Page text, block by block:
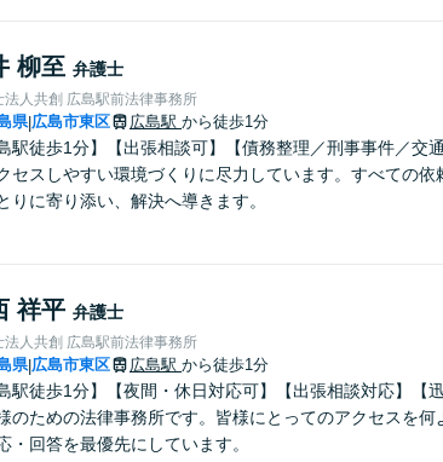
柳至 弁護士
法人共創 広島駅前法律事務所
県|広島市東区 広島駅 から徒歩1分
島駅徒歩1分】【出張相談可】【債務整理／刑事事件／
セスしやすい環境づくりに尽力しています。すべての
りに寄り添い、解決へ導きます。
祥平 弁護士
法人共創 広島駅前法律事務所
県|広島市東区 広島駅 から徒歩1分
島駅徒歩1分】【夜間・休日対応可】【出張相談対応】
のための法律事務所です。皆様にとってのアクセスを
・回答を最優先にしています。